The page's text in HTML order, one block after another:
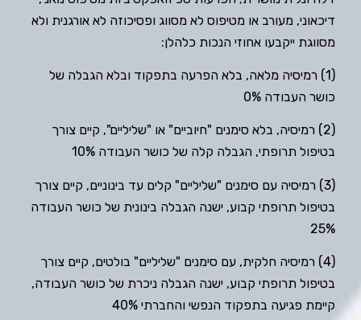
דיכאוני, מעורב או מטיפוס לא מסווג ופסיכוזה לא אורגנית ולא
מסווגת ייקבעו אחוזי הנכות כלהלן:
(1) רמיסיה מלאה, בלא הפרעה בתפקוד ובלא הגבלה של
כושר העבודה 0%
(2) רמיסיה, בלא סימנים "חיוביים" או "שליליים", קיים צורך
בטיפול תרופתי, הגבלה קלה של כושר העבודה 10%
(3) רמיסיה עם סימנים "שליליים" קלים עד בינוניים, קיים צורך
בטיפול תרופתי קבוע, ישנה הגבלה בינונית של כושר העבודה
25%
(4) רמיסיה חלקית, עם סימנים "שליליים" בולטים, קיים צורך
בטיפול תרופתי קבוע, ישנה הגבלה ניכרת של כושר העבודה,
קיימת פגיעה בתפקוד הנפשי והחברתי 40%